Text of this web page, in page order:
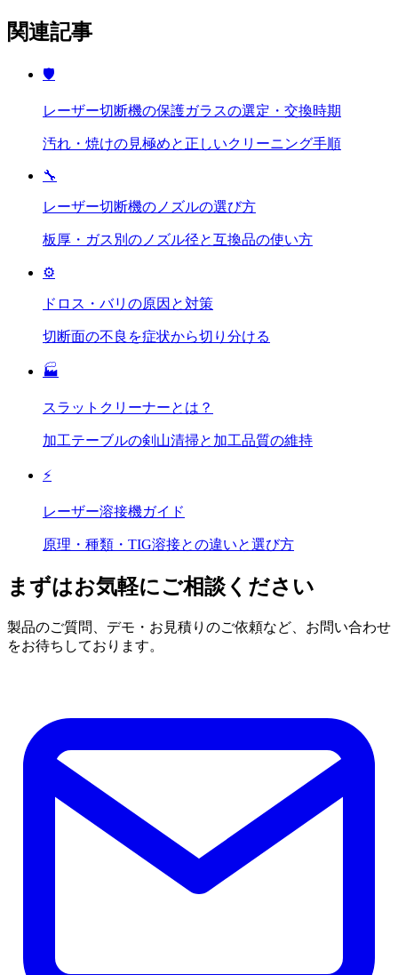
関連記事
🛡️
レーザー切断機の保護ガラスの選定・交換時期
汚れ・焼けの見極めと正しいクリーニング手順
🔧
レーザー切断機のノズルの選び方
板厚・ガス別のノズル径と互換品の使い方
⚙️
ドロス・バリの原因と対策
切断面の不良を症状から切り分ける
🏭
スラットクリーナーとは？
加工テーブルの剣山清掃と加工品質の維持
⚡
レーザー溶接機ガイド
原理・種類・TIG溶接との違いと選び方
まずはお気軽にご相談ください
製品のご質問、デモ・お見積りのご依頼など、お問い合わせ
をお待ちしております。